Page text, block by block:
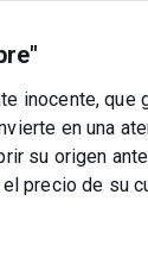
inocente, que
en una
su origen
precio de su